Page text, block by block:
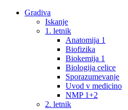
Gradiva
Iskanje
1. letnik
Anatomija 1
Biofizika
Biokemija 1
Biologija celice
Sporazumevanje
Uvod v medicino
NMP 1+2
2. letnik